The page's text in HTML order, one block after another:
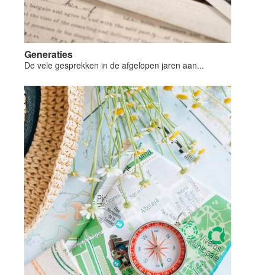
Generaties
De vele gesprekken in de afgelopen jaren aan...